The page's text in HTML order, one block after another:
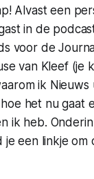
Alvast een
in de
voor de
van Kleef (je
ik Nieuws
het nu gaat
ik heb.
je een linkje om